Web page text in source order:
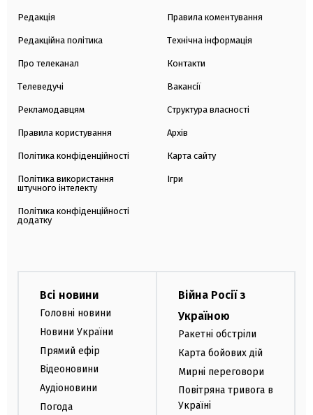
Редакція
Редакційна політика
Про телеканал
Телеведучі
Рекламодавцям
Правила користування
Політика конфіденційності
Політика використання
штучного інтелекту
Політика конфіденційності
додатку
Правила коментування
Технічна інформація
Контакти
Вакансії
Структура власності
Архів
Карта сайту
Ігри
Всі новини
Головні новини
Новини України
Прямий ефір
Відеоновини
Аудіоновини
Погода
Війна Росії з
Україною
Ракетні обстріли
Карта бойових дій
Мирні переговори
Повітряна тривога в
Україні